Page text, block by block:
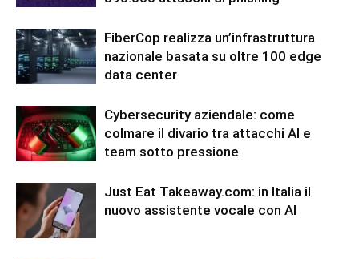
FiberCop realizza un’infrastruttura
nazionale basata su oltre 100 edge
data center
Cybersecurity aziendale: come
colmare il divario tra attacchi AI e
team sotto pressione
Just Eat Takeaway.com: in Italia il
nuovo assistente vocale con AI